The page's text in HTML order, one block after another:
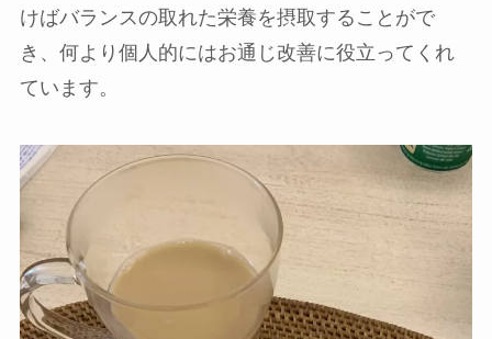
けばバランスの取れた栄養を摂取することがで
き、何より個人的にはお通じ改善に役立ってくれ
ています。